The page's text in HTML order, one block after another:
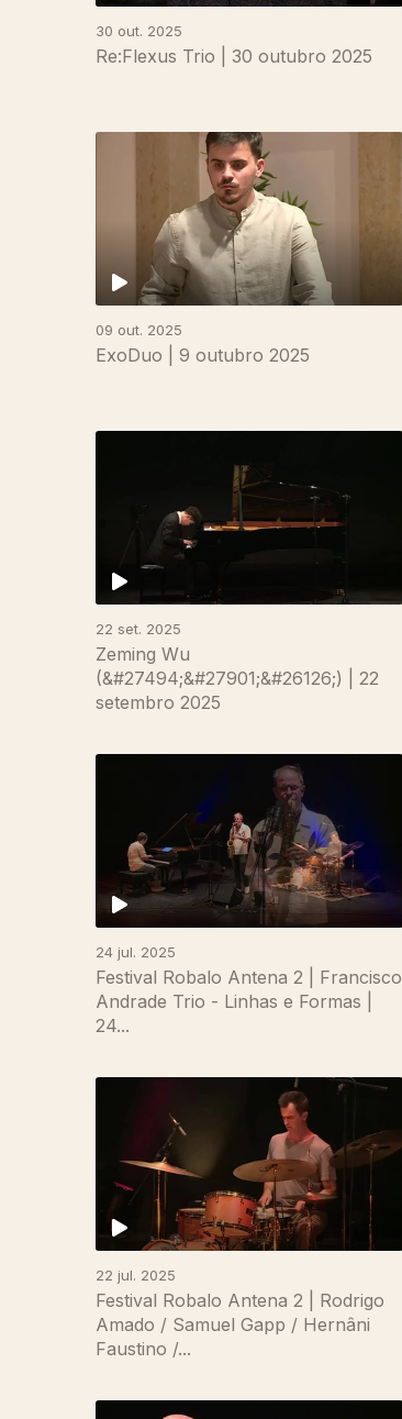
30 out. 2025
Re:Flexus Trio | 30 outubro 2025
09 out. 2025
ExoDuo | 9 outubro 2025
22 set. 2025
Zeming Wu
(&#27494;&#27901;&#26126;) | 22
setembro 2025
24 jul. 2025
Festival Robalo Antena 2 | Francisco
Andrade Trio - Linhas e Formas |
24...
22 jul. 2025
Festival Robalo Antena 2 | Rodrigo
Amado / Samuel Gapp / Hernâni
Faustino /...